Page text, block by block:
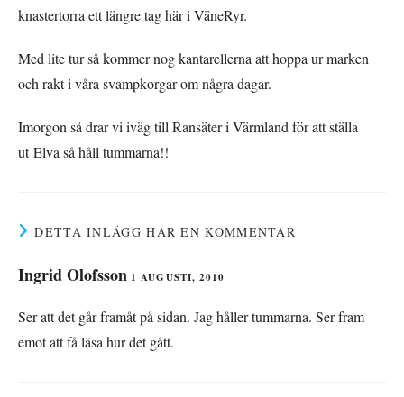
knastertorra ett längre tag här i VäneRyr.
Med lite tur så kommer nog kantarellerna att hoppa ur marken
och rakt i våra svampkorgar om några dagar.
Imorgon så drar vi iväg till Ransäter i Värmland för att ställa
ut Elva så håll tummarna!!
DETTA INLÄGG HAR EN KOMMENTAR
Ingrid Olofsson 1 AUGUSTI, 2010
Ser att det går framåt på sidan. Jag håller tummarna. Ser fram
emot att få läsa hur det gått.